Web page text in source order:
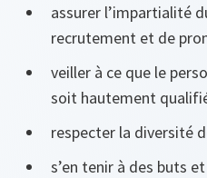
assurer l’impartialité
recrutement et de
veiller à ce que le
soit hautement
respecter la diversité
s’en tenir à des buts